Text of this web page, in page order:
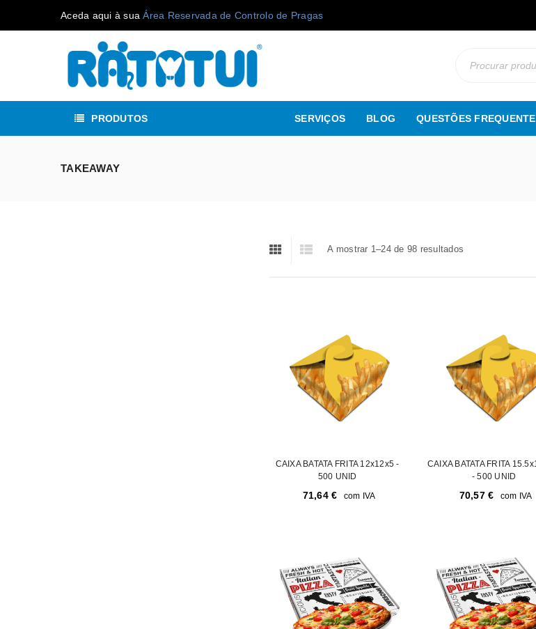
Aceda aqui à suaÁrea Reservada de Controlo de Pragas
PRODUTOS SERVIÇOS BLOG QUESTÕES
TAKEAWAY
A mostrar 1–24 de 98 resultados
CAIXA BATATA FRITA 12x12x5 -
500 UNID
71,64€ com IVA
CAIXA BATATA FRITA
- 500 UNID
70,57€ com IVA